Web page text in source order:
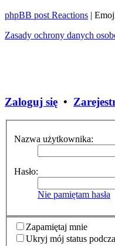
phpBB post Reactions |
Zasady ochrony danych
Zaloguj się •
Nazwa użytkownika:
Hasło:
Nie pamiętam hasła
Zapamiętaj mnie
Ukryj mój status